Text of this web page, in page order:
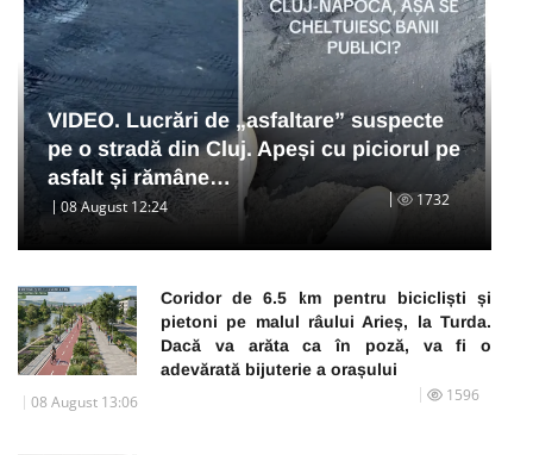
VIDEO. Lucrări de „asfaltare” suspecte
pe o stradă din Cluj. Apeși cu piciorul pe
asfalt și rămâne…
08 August 12:24 1732
Coridor de 6.5 km pentru bicicliști și
pietoni pe malul râului Arieș, la Turda.
Dacă va arăta ca în poză, va fi o
adevărată bijuterie a orașului
08 August 13:06 1596